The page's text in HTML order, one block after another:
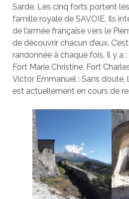
Sarde. Les cinq forts portent
famille royale de SAVOIE. Ils
de l’armée française vers le
de découvrir chacun d’eux.
randonnée à chaque fois. Il y a
Fort Marie Christine, Fort
Victor Emmanuel : Sans doute,
est actuellement en cours de